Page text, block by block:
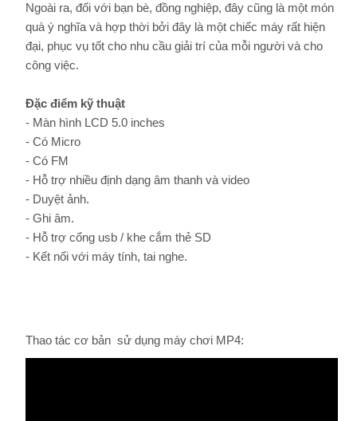
Ngoài ra, đối với bạn bè, đồng nghiệp, đây cũng là một món
quà ý nghĩa và hợp thời bởi đây là một chiếc máy rất hiện
đại, phục vụ tốt cho nhu cầu giải trí của mỗi người và cho
công việc.
Đặc điểm kỹ thuật
- Màn hình LCD 5.0 inches
- Có Micro
- Có FM
- Hỗ trợ nhiều định dạng âm thanh và video
- Duyệt ảnh.
- Ghi âm.
- Hỗ trợ cổng usb / khe cắm thẻ SD
- Kết nối với máy tính, tai nghe.
Thao tác cơ bản sử dụng máy chơi MP4: